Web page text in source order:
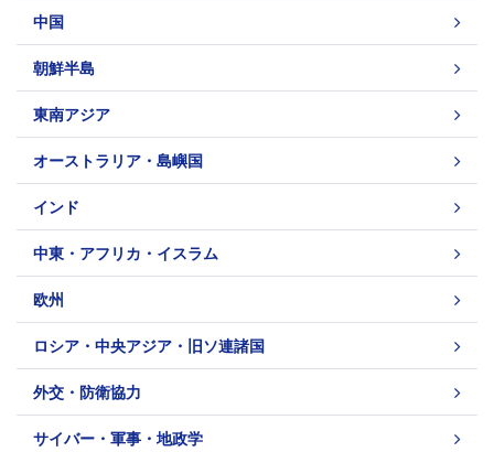
中国
朝鮮半島
東南アジア
オーストラリア・島嶼国
インド
中東・アフリカ・イスラム
欧州
ロシア・中央アジア・旧ソ連諸国
外交・防衛協力
サイバー・軍事・地政学